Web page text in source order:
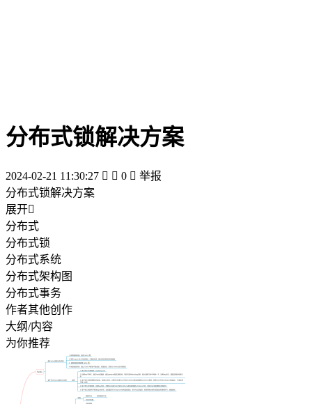
分布式锁解决方案
2024-02-21 11:30:27   0  举报
分布式锁解决方案
展开
分布式
分布式锁
分布式系统
分布式架构图
分布式事务
作者其他创作
大纲/内容
为你推荐